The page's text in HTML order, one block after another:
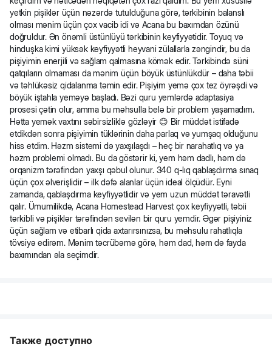
8 - 10 100 - 114 86 - 100
yetkin pişiklər üçün nəzərdə tutulduğuna görə, tərkibinin balanslı
olması mənim üçün çox vacib idi və Acana bu baxımdan özünü
doğruldur. Ən önəmli üstünlüyü tərkibinin keyfiyyətidir. Toyuq və
hinduşka kimi yüksək keyfiyyətli heyvani zülallarla zəngindir, bu da
pişiyimin enerjili və sağlam qalmasına kömək edir. Tərkibində süni
qatqıların olmaması da mənim üçün böyük üstünlükdür – daha təbii
və təhlükəsiz qidalanma təmin edir. Pişiyim yemə çox tez öyrəşdi və
böyük iştahla yeməyə başladı. Bəzi quru yemlərdə adaptasiya
prosesi çətin olur, amma bu məhsulla belə bir problem yaşamadım.
Hətta yemək vaxtını səbirsizliklə gözləyir 😊 Bir müddət istifadə
etdikdən sonra pişiyimin tüklərinin daha parlaq və yumşaq olduğunu
hiss etdim. Həzm sistemi də yaxşılaşdı – heç bir narahatlıq və ya
həzm problemi olmadı. Bu da göstərir ki, yem həm dadlı, həm də
orqanizm tərəfindən yaxşı qəbul olunur. 340 q-lıq qablaşdırma sınaq
üçün çox əlverişlidir – ilk dəfə alanlar üçün ideal ölçüdür. Eyni
zamanda, qablaşdırma keyfiyyətlidir və yem uzun müddət təravətli
qalır. Ümumilikdə, Acana Homestead Harvest çox keyfiyyətli, təbii
tərkibli və pişiklər tərəfindən sevilən bir quru yemdir. Əgər pişiyiniz
üçün sağlam və etibarlı qida axtarırsınızsa, bu məhsulu rahatlıqla
tövsiyə edirəm. Mənim təcrübəmə görə, həm dad, həm də fayda
baxımından əla seçimdir.
Также доступно